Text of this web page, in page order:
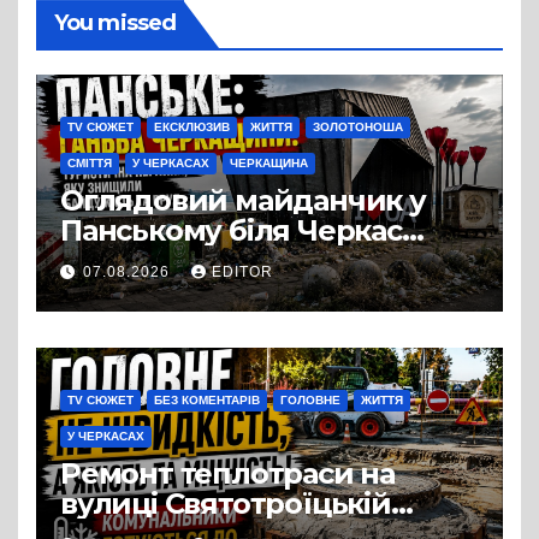
You missed
TV СЮЖЕТ ЕКСКЛЮЗИВ ЖИТТЯ ЗОЛОТОНОША
СМІТТЯ У ЧЕРКАСАХ ЧЕРКАЩИНА
Оглядовий майданчик у
Панському біля Черкас
перетворився на занедбане
сміттєзвалище
07.08.2026 EDITOR
TV СЮЖЕТ БЕЗ КОМЕНТАРІВ ГОЛОВНЕ ЖИТТЯ
У ЧЕРКАСАХ
Ремонт теплотраси на
вулиці Святотроїцькій